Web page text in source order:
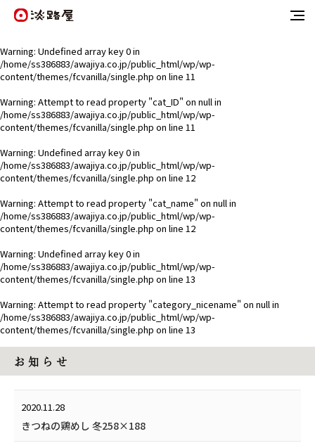
Warning: Undefined array key 0 in
/home/ss386883/awajiya.co.jp/public_html/wp/wp-
content/themes/fcvanilla/single.php on line 11
Warning: Attempt to read property "cat_ID" on null in
/home/ss386883/awajiya.co.jp/public_html/wp/wp-
content/themes/fcvanilla/single.php on line 11
Warning: Undefined array key 0 in
/home/ss386883/awajiya.co.jp/public_html/wp/wp-
content/themes/fcvanilla/single.php on line 12
Warning: Attempt to read property "cat_name" on null in
/home/ss386883/awajiya.co.jp/public_html/wp/wp-
content/themes/fcvanilla/single.php on line 12
Warning: Undefined array key 0 in
/home/ss386883/awajiya.co.jp/public_html/wp/wp-
content/themes/fcvanilla/single.php on line 13
Warning: Attempt to read property "category_nicename" on null in
/home/ss386883/awajiya.co.jp/public_html/wp/wp-
content/themes/fcvanilla/single.php on line 13
お 知 ら せ
2020.11.28
きつねの鶏めし 冬258×188